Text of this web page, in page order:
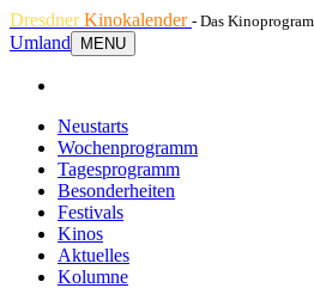
DresdnerKinokalender - Das
Umland
MENU
Neustarts
Wochenprogramm
Tagesprogramm
Besonderheiten
Festivals
Kinos
Aktuelles
Kolumne